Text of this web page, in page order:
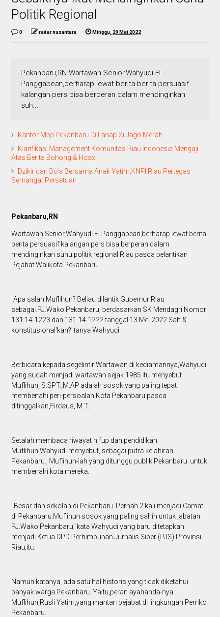
Politik Regional
0 radar nusantara Minggu, 29 Mei 2022
Pekanbaru,RN Wartawan Senior,Wahyudi El
Panggabean,berharap lewat berita-berita persuasif
kalangan pers bisa berperan dalam mendinginkan
suh...
Kantor Mpp Pekanbaru Di Lahap Si Jago Merah
Klarifikasi Management Komunitas Riau Indonesia Mengaji
Atas Berita Bohong & Hoax
Dzikir dan Do'a Bersama Anak Yatim,KNPI Riau Pertegas
Semangat Persatuan
Pekanbaru,RN
Wartawan Senior,Wahyudi El Panggabean,berharap lewat berita-
berita persuasif kalangan pers bisa berperan dalam
mendinginkan suhu politik regional Riau pasca pelantikan
Pejabat Walikota Pekanbaru.
"Apa salah Muflihun? Beliau dilantik Gubernur Riau
sebagai.PJ.Wako Pekanbaru, berdasarkan SK Mendagri Nomor
131.14-1223 dan 131.14-1222 tanggal 13 Mei 2022.Sah &
konstitusional'kan?"tanya Wahyudi.
Berbicara kepada segelintir Wartawan di kediamannya,Wahyudi
yang sudah menjadi wartawan sejak 1985 itu menyebut
Muflihun, S.SPT.,M.AP adalah sosok yang paling tepat
membenahi peri-persoalan Kota Pekanbaru pasca
ditinggalkan,Firdaus, M.T.
Setalah membaca riwayat hifup dan pendidikan
Muflihun,Wahyudi menyebut, sebagai putra kelahiran
Pekanbaru., Muflihun-lah yang ditunggu publik Pekanbaru untuk
membenahi kota mereka.
"Besar dan sekolah di Pekanbaru. Pernah 2 kali menjadi Camat
di Pekanbaru.Muflihun sosok yang paling sahih untuk jabatan
PJ.Wako Pekanbaru,"kata Wahyudi yang baru ditetapkan
menjadi Ketua DPD Perhimpunan Jurnalis Siber (PJS) Provinsi
Riau,itu.
Namun katanya, ada satu hal historis yang tidak diketahui
banyak warga Pekanbaru. Yaitu,peran ayahanda-nya
Muflihun,Rusli Yatim,yang mantan pejabat di lingkungan Pemko
Pekanbaru.